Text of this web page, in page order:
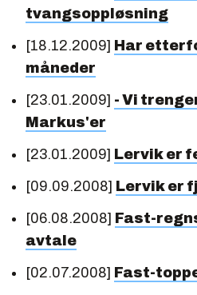
tvangsoppløsning
[18.12.2009] Har
måneder
[23.01.2009] - Vi
Markus'er
[23.01.2009] Lervik er
[09.09.2008] Lervik er
[06.08.2008] Fast-
avtale
[02.07.2008] Fast-